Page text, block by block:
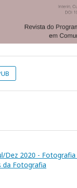
Dez 2020 - Fotografia
da Fotografia